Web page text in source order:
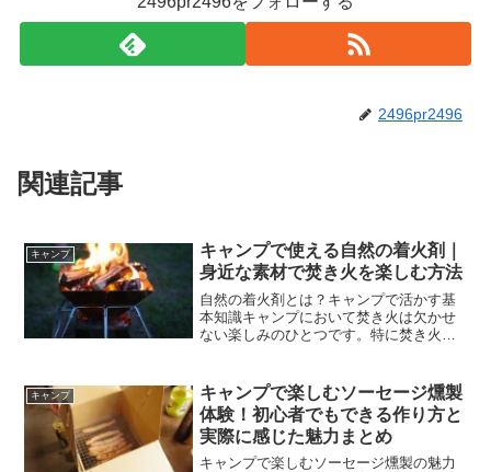
2496pr2496
関連記事
キャンプ
キャンプで使える自然の着火剤｜
身近な素材で焚き火を楽しむ方法
自然の着火剤とは？キャンプで活かす基
本知識キャンプにおいて焚き火は欠かせ
ない楽しみのひとつです。特に焚き火の
ときになります。しかし、その焚き火を
スムーズに始めるためには「...
キャンプ
キャンプで楽しむソーセージ燻製
体験！初心者でもできる作り方と
実際に感じた魅力まとめ
キャンプで楽しむソーセージ燻製の魅力